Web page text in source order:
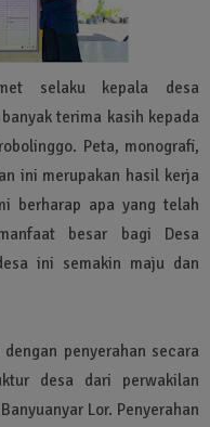
selaku kepala desa
terima kasih kepada
Peta, monografi,
ini merupakan hasil kerja
berharap apa yang telah
besar bagi Desa
ini semakin maju dan
penyerahan secara
desa dari perwakilan
Lor. Penyerahan